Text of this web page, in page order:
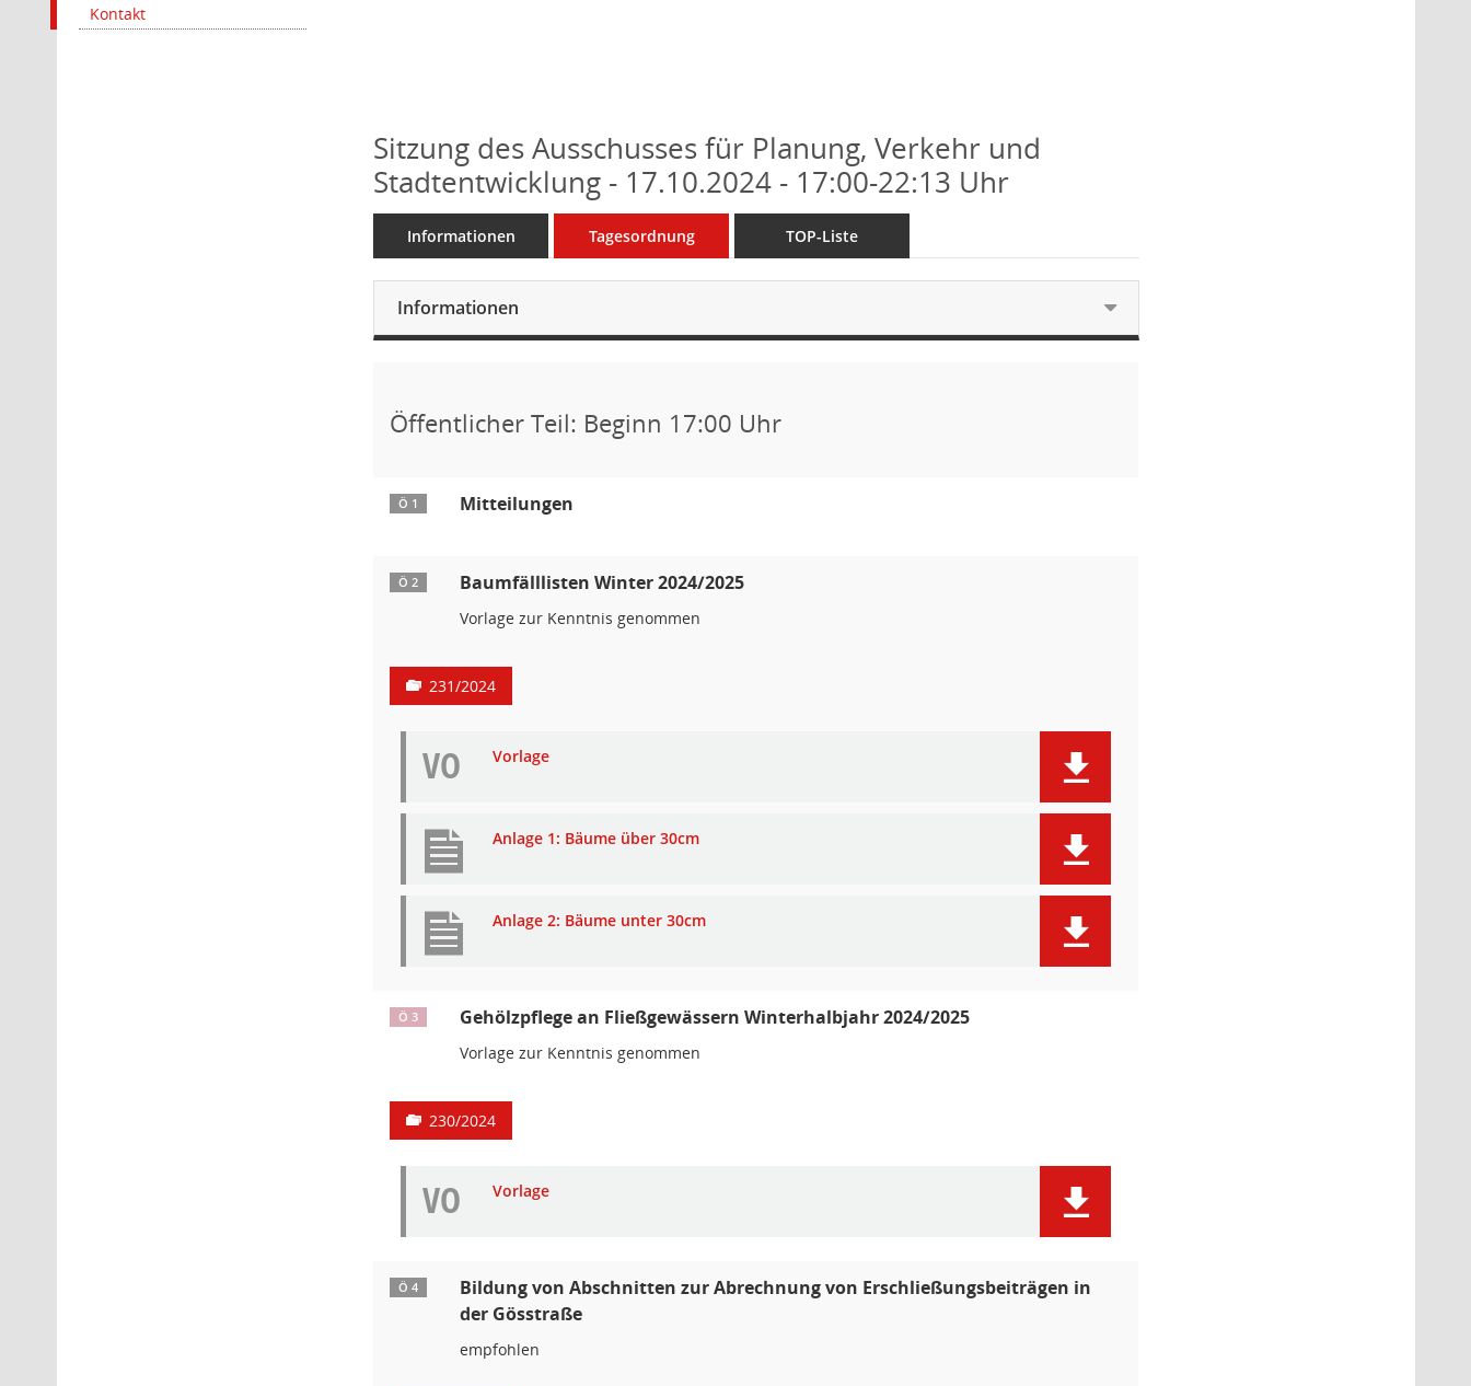
Kontakt
Sitzung des Ausschusses für Planung, Verkehr und
Stadtentwicklung - 17.10.2024 - 17:00-22:13 Uhr
Informationen Tagesordnung TOP-Liste
Informationen
Öffentlicher Teil: Beginn 17:00 Uhr
Ö 1 Mitteilungen
Ö 2 Baumfälllisten Winter 2024/2025
Vorlage zur Kenntnis genommen
231/2024
VO Vorlage
Anlage 1: Bäume über 30cm
Anlage 2: Bäume unter 30cm
Ö 3 Gehölzpflege an Fließgewässern Winterhalbjahr 2024/2025
Vorlage zur Kenntnis genommen
230/2024
VO Vorlage
Ö 4
Bildung von Abschnitten zur Abrechnung von Erschließungsbeiträgen in
der Gösstraße
empfohlen